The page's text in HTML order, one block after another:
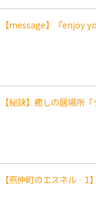
【message】『enjoy
【秘訣】癒しの居場所
【燕仲町のエスネル‐1